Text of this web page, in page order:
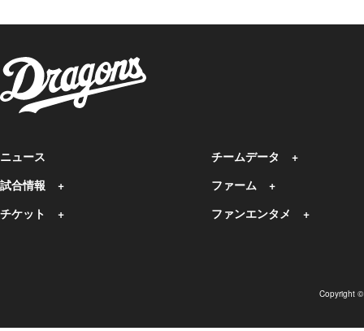
ニュース
試合情報
チケット
チームデータ
ファーム
ファンエンタメ
Copyright